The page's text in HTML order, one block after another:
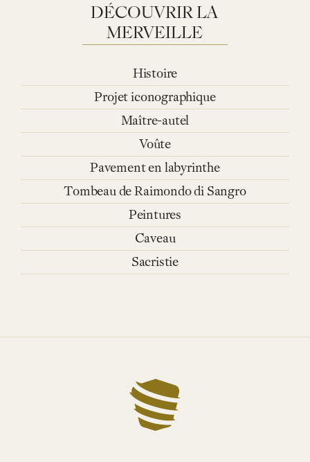
DÉCOUVRIR LA
MERVEILLE
Histoire
Projet iconographique
Maître-autel
Voûte
Pavement en labyrinthe
Tombeau de Raimondo di Sangro
Peintures
Caveau
Sacristie